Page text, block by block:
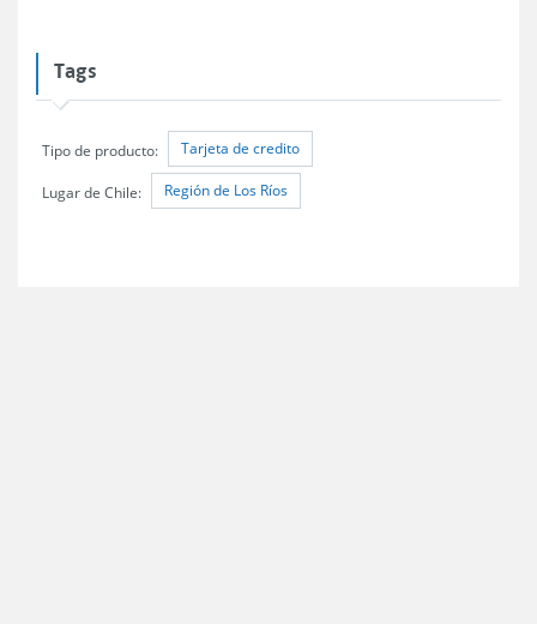
Tags
Tipo de producto: Tarjeta de credito
Lugar de Chile: Región de Los Ríos